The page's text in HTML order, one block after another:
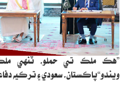
”هڪ ملڪ تي حملو، ٽنهي
ويندو“پاڪستان، سعودي ۽ ترڪيه